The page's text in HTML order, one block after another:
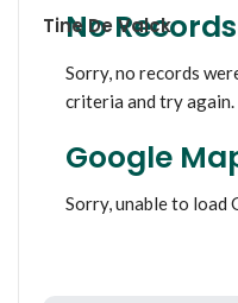
No Records
Sorry, no records
criteria and try again.
Google
Sorry, unable to load
Tine De Valck